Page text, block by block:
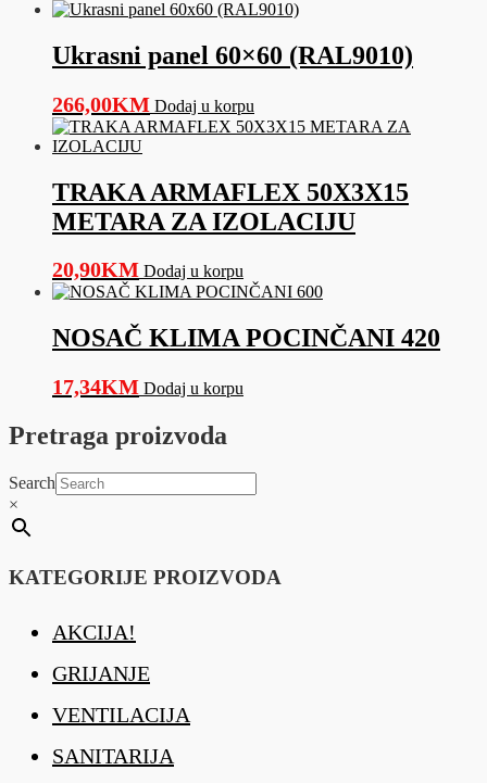
Ukrasni panel 60×60 (RAL9010)
266,00KM Dodaj u korpu
TRAKA ARMAFLEX 50X3X15
METARA ZA IZOLACIJU
20,90KM Dodaj u korpu
NOSAČ KLIMA POCINČANI 420
17,34KM Dodaj u korpu
Pretraga proizvoda
Search
×
KATEGORIJE PROIZVODA
AKCIJA!
GRIJANJE
VENTILACIJA
SANITARIJA